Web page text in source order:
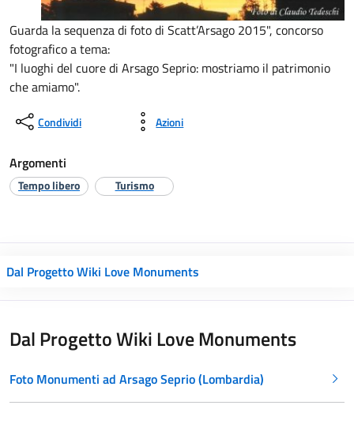
Guarda la sequenza di foto di Scatt’Arsago 2015", concorso
fotografico a tema:
"I luoghi del cuore di Arsago Seprio: mostriamo il patrimonio
che amiamo".
Condividi Azioni
Argomenti
Tempo libero Turismo
Dal Progetto Wiki Love Monuments
Dal Progetto Wiki Love Monuments
Foto Monumenti ad Arsago Seprio (Lombardia)